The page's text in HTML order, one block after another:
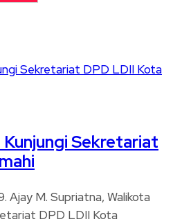
Sekretariat
Ajay M. Supriatna, Walikota
DPD LDII Kota